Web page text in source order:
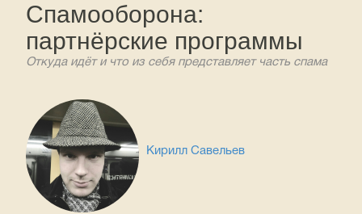
Спамооборона:
партнёрские программы
Откуда идёт и что из себя представляет часть спама
Кирилл Савельев